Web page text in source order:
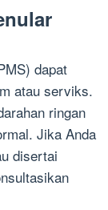
dapat
atau serviks.
ringan
Jika Anda
disertai